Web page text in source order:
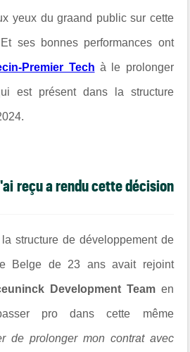
yeux du graand public sur cette
ses bonnes performances ont
Premier Tech à le prolonger
est présent dans la structure
reçu a rendu cette décision
structure de développement de
Belge de 23 ans avait rejoint
Development Team en
pro dans cette même
de prolonger mon contrat avec